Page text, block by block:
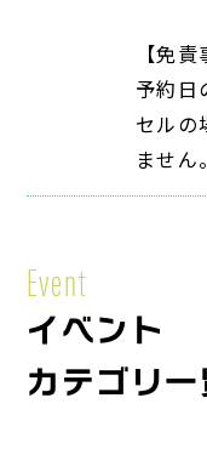
【免責
予約日
セルの
ません。
Event
イベント
カテゴリ一